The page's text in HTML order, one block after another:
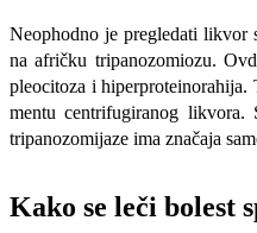
Neophod­no je pregledati likvor
na afričku tripanozomiozu.
pleocitoza i
mentu centrifugiranog likvora.
tripanozomijaze ima značaja
Kako se leči bolest